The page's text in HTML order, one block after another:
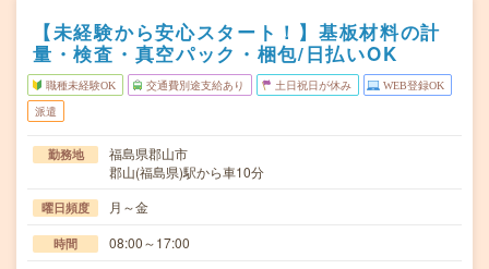
【未経験から安心スタート！】基板材料の計
量・検査・真空パック・梱包/日払いOK
職種未経験OK 交通費別途支給あり 土日祝日が休み WEB登録OK
派遣
勤務地
福島県郡山市
郡山(福島県)駅から車10分
曜日頻度 月～金
時間 08:00～17:00